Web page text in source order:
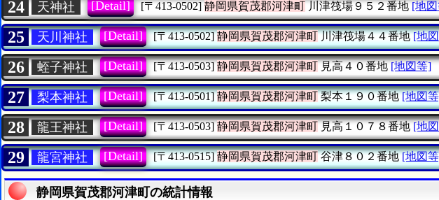
24 天神社 [Detail] [〒413-0502] 静岡県賀茂郡河津町川津筏場９５２番地 [地
25 天川神社 [Detail] [〒413-0502] 静岡県賀茂郡河津町川津筏場４４番地 [地
26 蛭子神社 [Detail] [〒413-0503] 静岡県賀茂郡河津町見高４０番地 [地図等]
27 梨本神社 [Detail] [〒413-0501] 静岡県賀茂郡河津町梨本１９０番地 [地図
28 龍王神社 [Detail] [〒413-0503] 静岡県賀茂郡河津町見高１０７８番地 [地
29 龍宮神社 [Detail] [〒413-0515] 静岡県賀茂郡河津町谷津８０２番地 [地図
静岡県賀茂郡河津町の統計情報